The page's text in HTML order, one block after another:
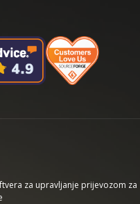
za upravljanje prijevozom za